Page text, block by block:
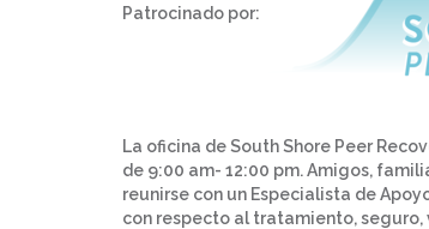
Patrocinado por:
La oficina de South Shore Peer
de 9:00 am- 12:00 pm. Amigos,
reunirse con un Especialista de
con respecto al tratamiento,